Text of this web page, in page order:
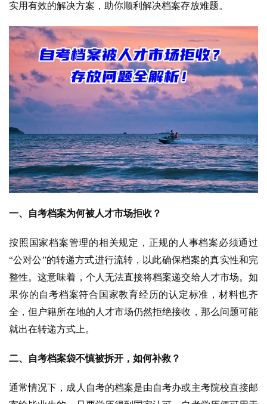
实用有效的解决方案，助你顺利解决档案存放难题。
一、自考档案为何被人才市场拒收？
按照国家档案管理的相关规定，正规的人事档案必须通过
“公对公”的转递方式进行流转，以此确保档案的真实性和完
整性。这意味着，个人无法直接将档案递交给人才市场。如
果你的自考档案符合国家教育经历的认定标准，材料也齐
全，但户籍所在地的人才市场仍然拒绝接收，那么问题可能
就出在转递方式上。
二、自考档案袋不慎被拆开，如何补救？
通常情况下，成人自考的档案是由自考办或主考院校直接邮